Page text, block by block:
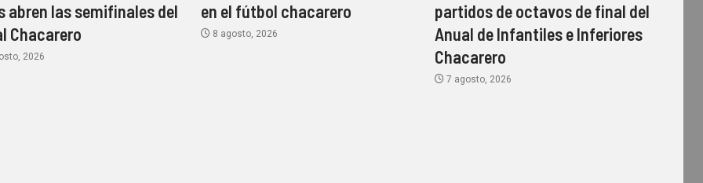
abren las semifinales del
Chacarero
2026
en el fútbol chacarero
8 agosto, 2026
partidos de octavos de final del
Anual de Infantiles e Inferiores
Chacarero
7 agosto, 2026